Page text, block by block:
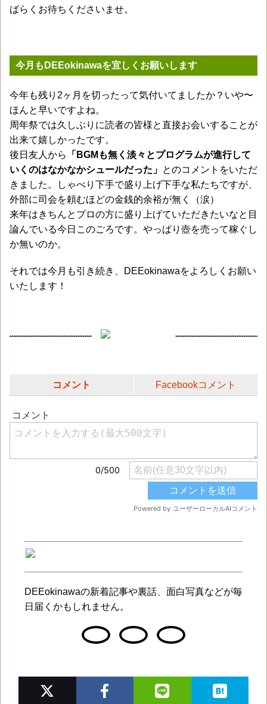
ばらくお待ちくださいませ。
今月もDEEokinawaを宜しくお願いします
今年も残り2ヶ月を切ったって気付いてましたか？いや〜
ほんと早いですよね。
周年祭では久しぶりに読者の皆様と直接お会いすることが
出来て嬉しかったです。
後日友人から
「BGMも無く淡々とプログラムが進行して
いくのはなかなかシュールだった」 とのコメントをいただ
きました。しゃべり下手で盛り上げ下手な私たちですが、
外部に司会を頼むほどの金銭的余裕が無く（涙）
来年はきちんとプロの方に盛り上げていただきたいなと目
論んでいる今日このごろです。やっぱり壺を売って稼ぐし
か無いのか。
それでは今月も引き続き、DEEokinawaをよろしくお願い
いたします！
コメント Facebookコメント
DEEokinawaの新着記事や裏話、面白写真などが毎
日届くかもしれません。